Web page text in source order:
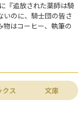
『追放された薬師は騎
のに、騎士団の皆さ
物はコーヒー、執筆の
クス 文庫